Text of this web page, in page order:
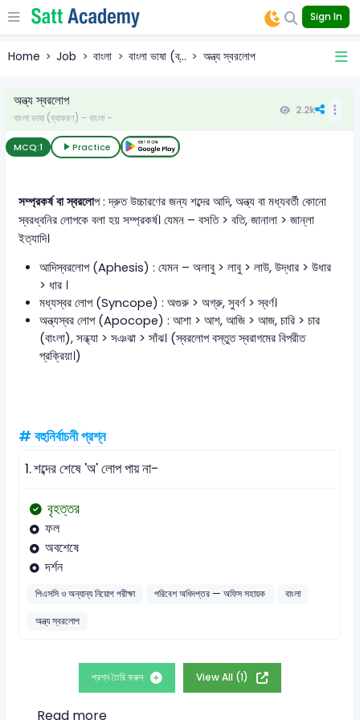
Sign In
Home Job বাংলা বাংলা ভাষা (ব্... অন্ত্য স্বরলোপ
অন্ত্য স্বরলোপ
বাংলা ভাষা (ব্যাকরণ) - বাংলা -
2.2k
MCQ:1 Practice
সম্প্রকর্ষ বা স্বরলোপ : দ্রুত উচ্চারণের জন্য শব্দের আদি, অন্ত্য বা মধ্যবর্তী কোনো
স্বরধ্বনির লোপকে বলা হয় সম্প্রকর্ষ। যেমন – বসতি > বতি, জানালা > জান্‌লা
ইত্যাদি।
আদিস্বরলোপ (Aphesis) : যেমন – অলাবু > লাবু > লাউ, উদ্ধার > উধার
> ধার ।
মধ্যস্বর লোপ (Syncope) : অগুরু > অগ্রু, সুবর্ণ > স্বর্ণ।
অন্ত্যস্বর লোপ (Apocope) : আশা > আশ, আজি > আজ, চারি > চার
(বাংলা), সন্ধ্যা > সঞঝা > সাঁঝ। (স্বরলোপ বস্তুত স্বরাগমের বিপরীত
প্রক্রিয়া।)
# বহুনির্বাচনী প্রশ্ন
1.শব্দের শেষে 'অ' লোপ পায় না-
বৃহত্তর
ফল
অবশেষে
দর্শন
পিএসসি ও অন্যান্য নিয়োগ পরীক্ষা পরিবেশ অধিদপ্তর — অফিস সহায়ক
বাংলা
অন্ত্য স্বরলোপ
প্রশ্ন তৈরি করুন View All (1)
Read more